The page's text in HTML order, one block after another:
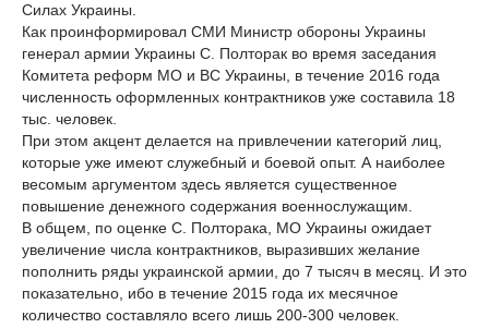
Силах Украины.
Как проинформировал СМИ Министр обороны Украины
генерал армии Украины С. Полторак во время заседания
Комитета реформ МО и ВС Украины, в течение 2016 года
численность оформленных контрактников уже составила 18
тыс. человек.
При этом акцент делается на привлечении категорий лиц,
которые уже имеют служебный и боевой опыт. А наиболее
весомым аргументом здесь является существенное
повышение денежного содержания военнослужащим.
В общем, по оценке С. Полторака, МО Украины ожидает
увеличение числа контрактников, выразивших желание
пополнить ряды украинской армии, до 7 тысяч в месяц. И это
показательно, ибо в течение 2015 года их месячное
количество составляло всего лишь 200-300 человек.